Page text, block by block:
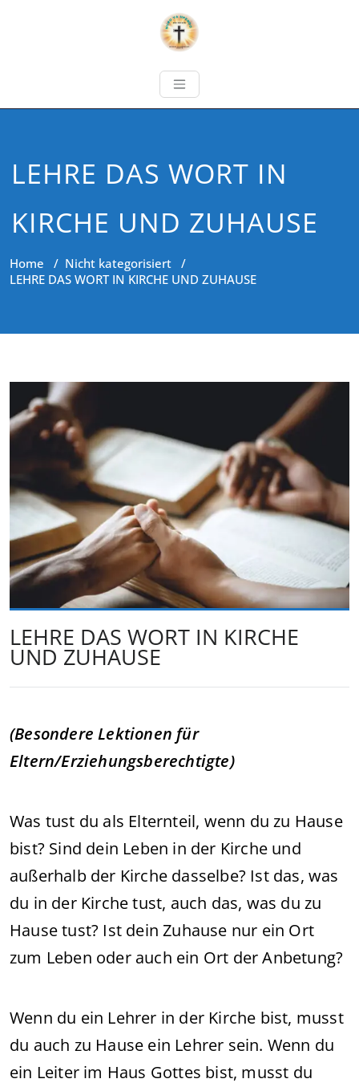
LEHRE DAS WORT IN
KIRCHE UND ZUHAUSE
Home / Nicht kategorisiert /
LEHRE DAS WORT IN KIRCHE UND ZUHAUSE
LEHRE DAS WORT IN KIRCHE
UND ZUHAUSE
(Besondere Lektionen für
Eltern/Erziehungsberechtigte)
Was tust du als Elternteil, wenn du zu Hause
bist? Sind dein Leben in der Kirche und
außerhalb der Kirche dasselbe? Ist das, was
du in der Kirche tust, auch das, was du zu
Hause tust? Ist dein Zuhause nur ein Ort
zum Leben oder auch ein Ort der Anbetung?
Wenn du ein Lehrer in der Kirche bist, musst
du auch zu Hause ein Lehrer sein. Wenn du
ein Leiter im Haus Gottes bist, musst du